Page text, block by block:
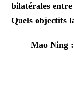
bilatérales
Quels objectifs
Mao Ning :